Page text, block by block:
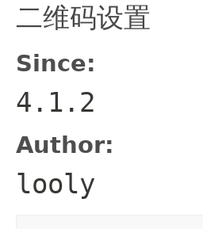
二维码设置
Since:
4.1.2
Author:
looly